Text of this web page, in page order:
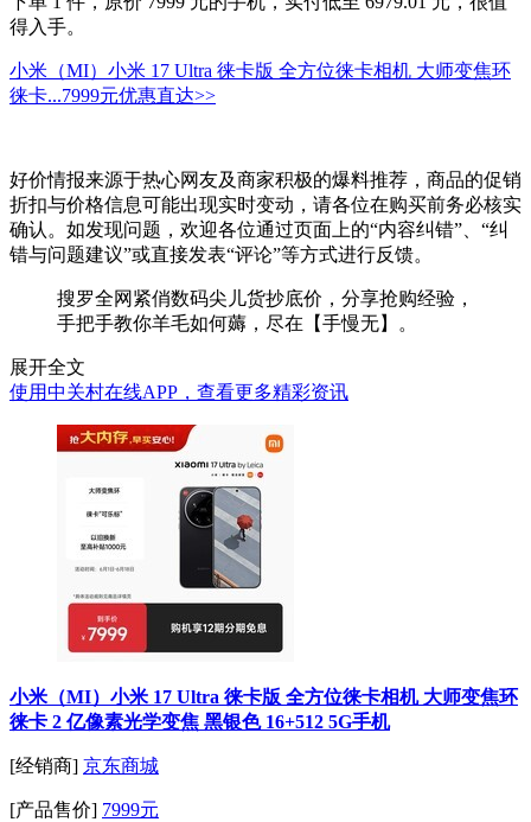
得入手。
小米（MI）小米 17 Ultra 徕卡版 全方位徕卡相机 大师变焦环
徕卡...7999元优惠直达>>
好价情报来源于热心网友及商家积极的爆料推荐，商品的促销
折扣与价格信息可能出现实时变动，请各位在购买前务必核实
确认。如发现问题，欢迎各位通过页面上的“内容纠错”、“纠
错与问题建议”或直接发表“评论”等方式进行反馈。
搜罗全网紧俏数码尖儿货抄底价，分享抢购经验，
手把手教你羊毛如何薅，尽在【手慢无】。
展开全文
使用中关村在线APP，查看更多精彩资讯
小米（MI）小米 17 Ultra 徕卡版 全方位徕卡相机 大师变焦环
徕卡 2 亿像素光学变焦 黑银色 16+512 5G手机
[经销商] 京东商城
[产品售价] 7999元